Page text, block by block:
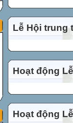
Lễ Hội trung
Hoạt động
Hoạt động